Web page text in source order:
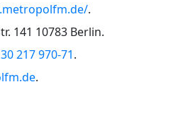
.
141 10783 Berlin.
217 970-71.
.